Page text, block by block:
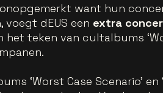
want hun
dEUS een extra
teken van cultalbums
‘Worst Case Scenario’